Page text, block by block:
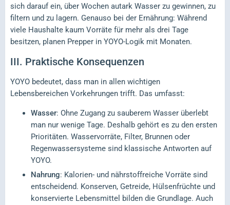
sich darauf ein, über Wochen autark Wasser zu gewinnen, zu
filtern und zu lagern. Genauso bei der Ernährung: Während
viele Haushalte kaum Vorräte für mehr als drei Tage
besitzen, planen Prepper in YOYO-Logik mit Monaten.
III. Praktische Konsequenzen
YOYO bedeutet, dass man in allen wichtigen
Lebensbereichen Vorkehrungen trifft. Das umfasst:
Wasser: Ohne Zugang zu sauberem Wasser überlebt
man nur wenige Tage. Deshalb gehört es zu den ersten
Prioritäten. Wasservorräte, Filter, Brunnen oder
Regenwassersysteme sind klassische Antworten auf
YOYO.
Nahrung: Kalorien- und nährstoffreiche Vorräte sind
entscheidend. Konserven, Getreide, Hülsenfrüchte und
konservierte Lebensmittel bilden die Grundlage. Auch